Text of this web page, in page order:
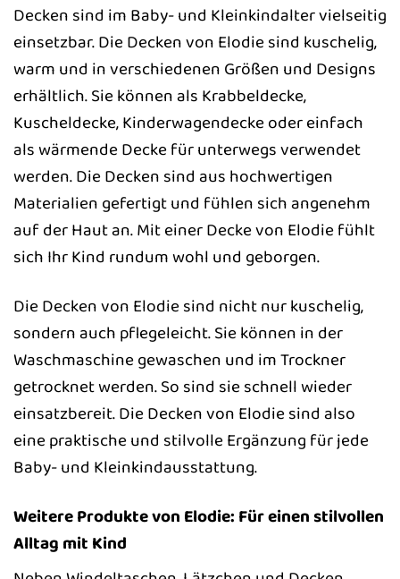
Decken sind im Baby- und Kleinkindalter vielseitig
einsetzbar. Die Decken von Elodie sind kuschelig,
warm und in verschiedenen Größen und Designs
erhältlich. Sie können als Krabbeldecke,
Kuscheldecke, Kinderwagendecke oder einfach
als wärmende Decke für unterwegs verwendet
werden. Die Decken sind aus hochwertigen
Materialien gefertigt und fühlen sich angenehm
auf der Haut an. Mit einer Decke von Elodie fühlt
sich Ihr Kind rundum wohl und geborgen.
Die Decken von Elodie sind nicht nur kuschelig,
sondern auch pflegeleicht. Sie können in der
Waschmaschine gewaschen und im Trockner
getrocknet werden. So sind sie schnell wieder
einsatzbereit. Die Decken von Elodie sind also
eine praktische und stilvolle Ergänzung für jede
Baby- und Kleinkindausstattung.
Weitere Produkte von Elodie: Für einen stilvollen
Alltag mit Kind